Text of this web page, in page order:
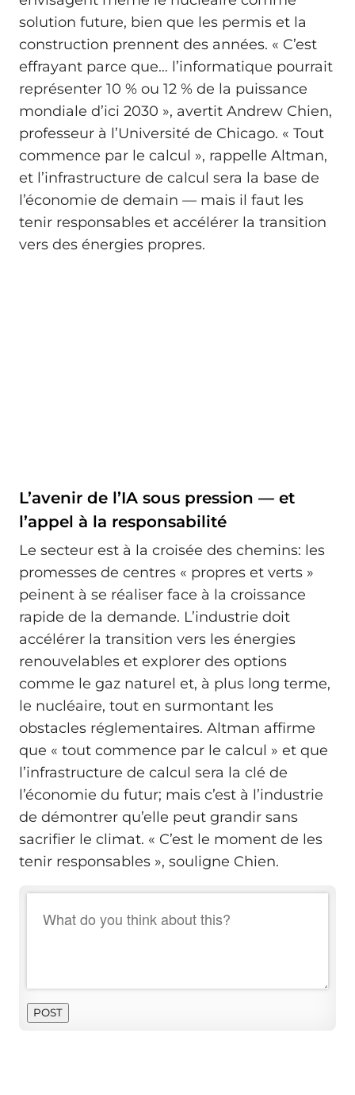
solution future, bien que les permis et la
construction prennent des années. « C’est
effrayant parce que… l’informatique pourrait
représenter 10 % ou 12 % de la puissance
mondiale d’ici 2030 », avertit Andrew Chien,
professeur à l’Université de Chicago. « Tout
commence par le calcul », rappelle Altman,
et l’infrastructure de calcul sera la base de
l’économie de demain — mais il faut les
tenir responsables et accélérer la transition
vers des énergies propres.
L’avenir de l’IA sous pression — et
l’appel à la responsabilité
Le secteur est à la croisée des chemins: les
promesses de centres « propres et verts »
peinent à se réaliser face à la croissance
rapide de la demande. L’industrie doit
accélérer la transition vers les énergies
renouvelables et explorer des options
comme le gaz naturel et, à plus long terme,
le nucléaire, tout en surmontant les
obstacles réglementaires. Altman affirme
que « tout commence par le calcul » et que
l’infrastructure de calcul sera la clé de
l’économie du futur; mais c’est à l’industrie
de démontrer qu’elle peut grandir sans
sacrifier le climat. « C’est le moment de les
tenir responsables », souligne Chien.
POST